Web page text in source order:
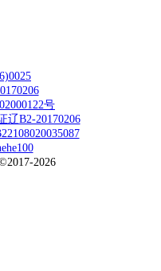
号
辽B2-20170206
2026